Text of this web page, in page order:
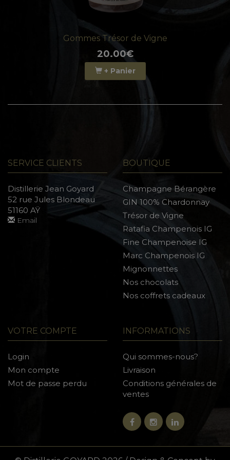
Gommes Trésor de Vigne
20.00€
+ Panier
SERVICE CLIENTS
Distillerie Jean Goyard
52 rue Jules Blondeau
51160 AŸ
Email
BOUTIQUE
Champagne Bérangère
GIN 100% Chardonnay
Trésor de Vigne
Ratafia Champenois IG
Fine Champenoise IG
Marc Champenois IG
Mignonnettes
Nos chocolats
Nos coffrets cadeaux
VOTRE COMPTE
Login
Mon compte
Mot de passe perdu
INFORMATIONS
Qui sommes-nous?
Livraison
Conditions générales de
ventes